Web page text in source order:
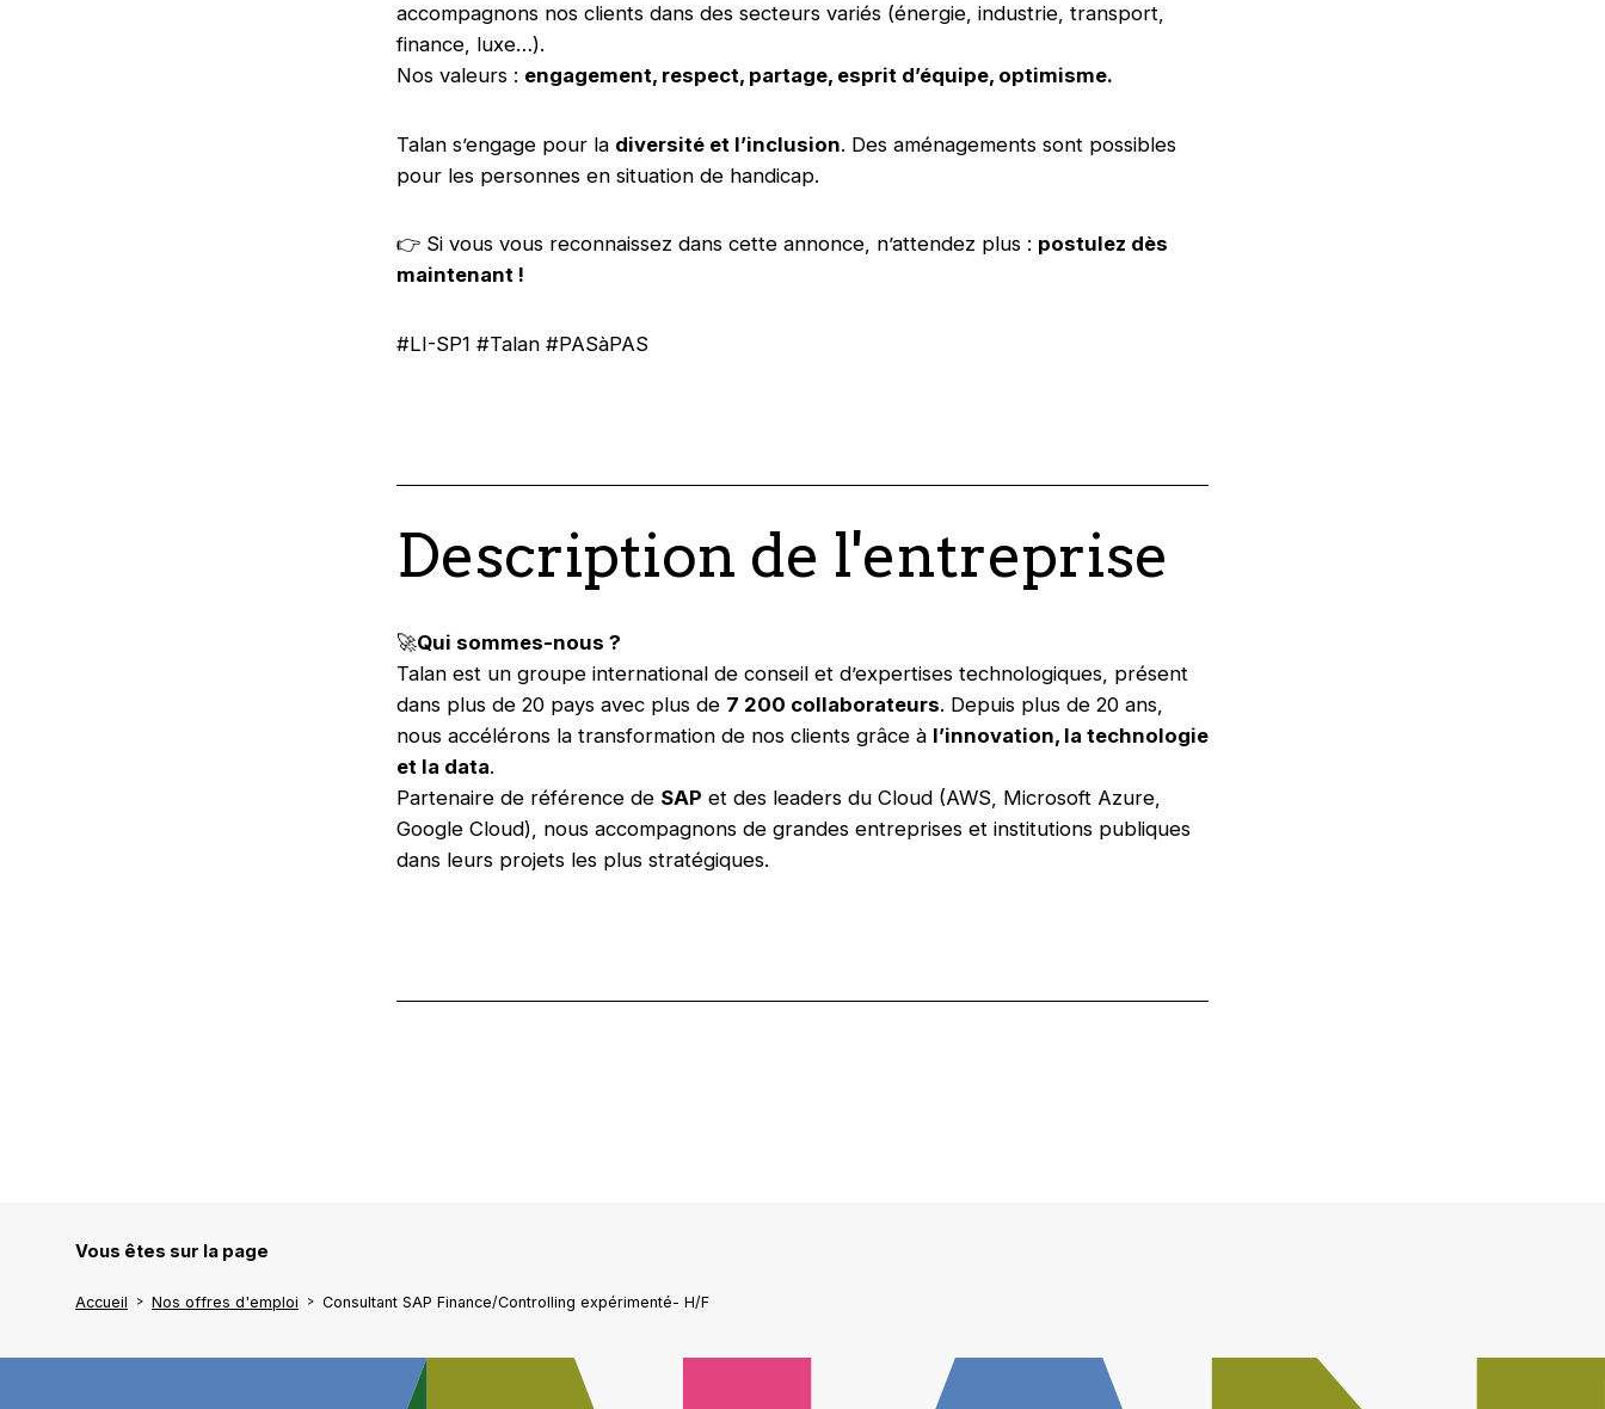
accompagnons nos clients dans des secteurs variés (énergie, industrie, transport,
finance, luxe…).
Nos valeurs : engagement, respect, partage, esprit d’équipe, optimisme.
Talan s’engage pour la diversité et l’inclusion. Des aménagements sont possibles
pour les personnes en situation de handicap.
👉 Si vous vous reconnaissez dans cette annonce, n’attendez plus : postulez dès
maintenant !
#LI-SP1 #Talan #PASàPAS
Description de l'entreprise
🚀Qui sommes-nous ?
Talan est un groupe international de conseil et d’expertises technologiques, présent
dans plus de 20 pays avec plus de 7 200 collaborateurs. Depuis plus de 20 ans,
nous accélérons la transformation de nos clients grâce à l’innovation, la technologie
et la data.
Partenaire de référence de SAP et des leaders du Cloud (AWS, Microsoft Azure,
Google Cloud), nous accompagnons de grandes entreprises et institutions publiques
dans leurs projets les plus stratégiques.
Vous êtes sur la page
Accueil Nos offres d'emploi Consultant SAP Finance/Controlling expérimenté- H/F